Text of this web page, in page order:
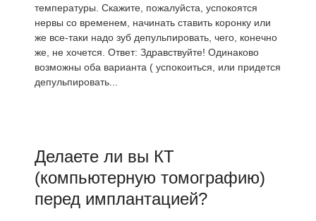
температуры. Скажите, пожалуйста, успокоятся
нервы со временем, начинать ставить коронку или
же все-таки надо зуб депульпировать, чего, конечно
же, не хочется. Ответ: Здравствуйте! Одинаково
возможны оба варианта ( успокоиться, или придется
депульпировать...
Делаете ли вы КТ
(компьютерную томографию)
перед имплантацией?